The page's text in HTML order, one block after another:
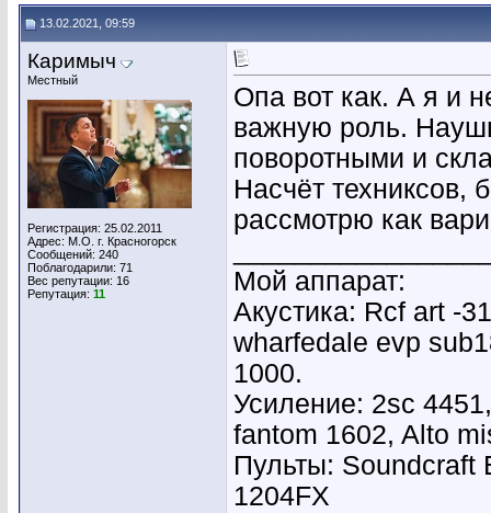
13.02.2021, 09:59
Каримыч
Местный
Регистрация: 25.02.2011
Адрес: М.О. г. Красногорск
Сообщений: 240
Поблагодарили: 71
Вес репутации: 16
Репутация: 11
Опа вот как. А я и
важную роль.
поворотными и
Насчёт техниксов,
рассмотрю как
Мой аппарат:
Акустика: Rcf art -
wharfedale evp
1000.
Усиление: 2sc
fantom 1602, Alto
Пульты: Soundcraft
1204FX